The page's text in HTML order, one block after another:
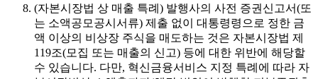
(자본시장법 상 매출 특례) 발행사의 사전 증권신고서(또
는 소액공모공시서류) 제출 없이 대통령령으로 정한 금
액 이상의 비상장 주식을 매도하는 것은 자본시장법 제
119조(모집 또는 매출의 신고) 등에 대한 위반에 해당할
수 있습니다. 다만, 혁신금융서비스 지정 특례에 따라 자